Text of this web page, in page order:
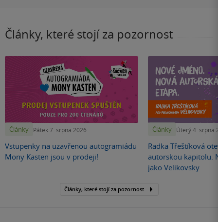
Články, které stojí za pozornost
Články Pátek 7. srpna 2026
Vstupenky na uzavřenou autogramiádu
Mony Kasten jsou v prodeji!
Články Úterý 4. srpna
Radka Třeštíková
autorskou kapitolu.
jako Velikovsky
Články, které stojí za pozornost